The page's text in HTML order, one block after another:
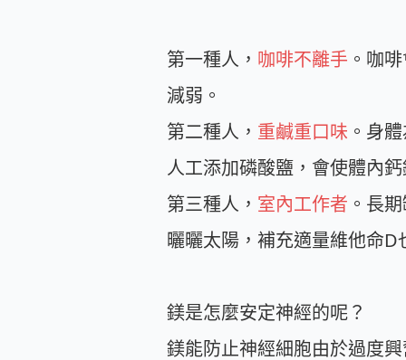
第一種人， 咖啡不離手 。咖
減弱。
第二種人， 重鹹重口味 。身
人工添加磷酸鹽，會使體內
第三種人， 室內工作者 。長
曬曬太陽，補充適量維他命
鎂是怎麼安定神經的呢？
鎂能防止神經細胞由於過度